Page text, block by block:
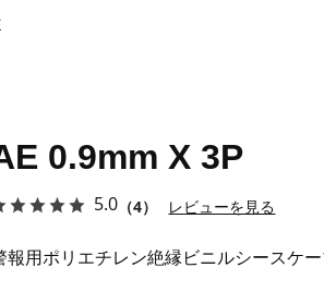
0.9mm X 3P
5.0 （4） レビューを見る
報用ポリエチレン絶縁ビニルシースケ